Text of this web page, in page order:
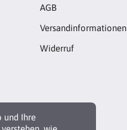
und Ihre
AGB
Versandinformationen
Widerruf